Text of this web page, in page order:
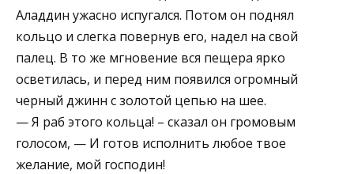
Аладдин ужасно испугался. Потом он поднял
кольцо и слегка повернув его, надел на свой
палец. В то же мгновение вся пещера ярко
осветилась, и перед ним появился огромный
черный джинн с золотой цепью на шее.
— Я раб этого кольца! – сказал он громовым
голосом, — И готов исполнить любое твое
желание, мой господин!